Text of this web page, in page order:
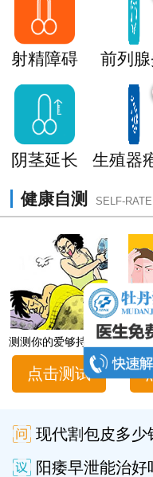
射精障碍 前列腺
阴茎延长 生殖器
健康自测 SELF-
测测你的爱够持久吗
点击测试
男性
现代割包皮多少
阳痿早泄能治好